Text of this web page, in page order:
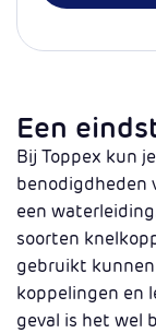
Een
Bij Toppex kun
benodigdheden
een
soorten
gebruikt
koppelingen en
geval is het wel